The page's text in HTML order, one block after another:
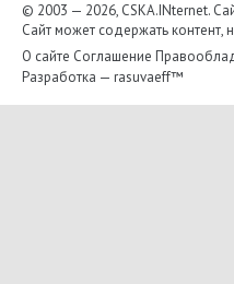
© 2003 — 2026, CSKA.INternet.
Сайт может содержать
О сайте Соглашение
Разработка — rasuvaeff™